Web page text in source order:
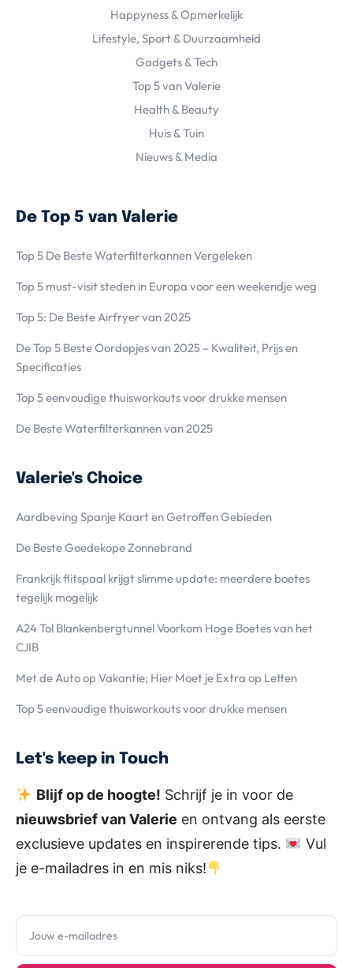
Happyness & Opmerkelijk
Lifestyle, Sport & Duurzaamheid
Gadgets & Tech
Top 5 van Valerie
Health & Beauty
Huis & Tuin
Nieuws & Media
De Top 5 van Valerie
Top 5 De Beste Waterfilterkannen Vergeleken
Top 5 must-visit steden in Europa voor een weekendje weg
Top 5: De Beste Airfryer van 2025
De Top 5 Beste Oordopjes van 2025 – Kwaliteit, Prijs en
Specificaties
Top 5 eenvoudige thuisworkouts voor drukke mensen
De Beste Waterfilterkannen van 2025
Valerie's Choice
Aardbeving Spanje Kaart en Getroffen Gebieden
De Beste Goedekope Zonnebrand
Frankrijk flitspaal krijgt slimme update: meerdere boetes
tegelijk mogelijk
A24 Tol Blankenbergtunnel Voorkom Hoge Boetes van het
CJIB
Met de Auto op Vakantie; Hier Moet je Extra op Letten
Top 5 eenvoudige thuisworkouts voor drukke mensen
Let's keep in Touch
Blijf op de hoogte! Schrijf je in voor de
nieuwsbrief van Valerie en ontvang als eerste
exclusieve updates en inspirerende tips.
Vul
je e-mailadres in en mis niks!